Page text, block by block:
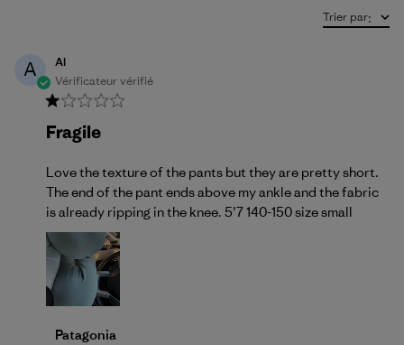
Trier par:
A
Al
Vérificateur vérifié
Fragile
Love the texture of the pants but they are pretty short.
The end of the pant ends above my ankle and the fabric
is already ripping in the knee. 5’7 140-150 size small
Commentaires du propriétaire du magasin sur
Patagonia